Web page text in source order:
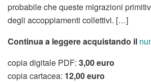
probabile che queste migrazioni
degli accoppiamenti collettivi. […]
Continua a leggere acquistando il
copia digitale PDF: 3,00 euro
copia cartacea: 12,00 euro